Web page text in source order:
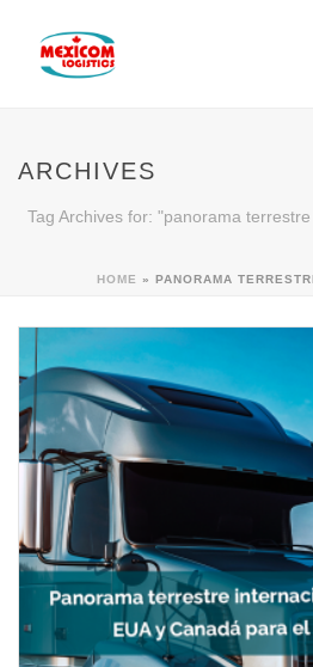
ARCHIVES
Tag Archives for: "panorama
HOME » PANORAMA